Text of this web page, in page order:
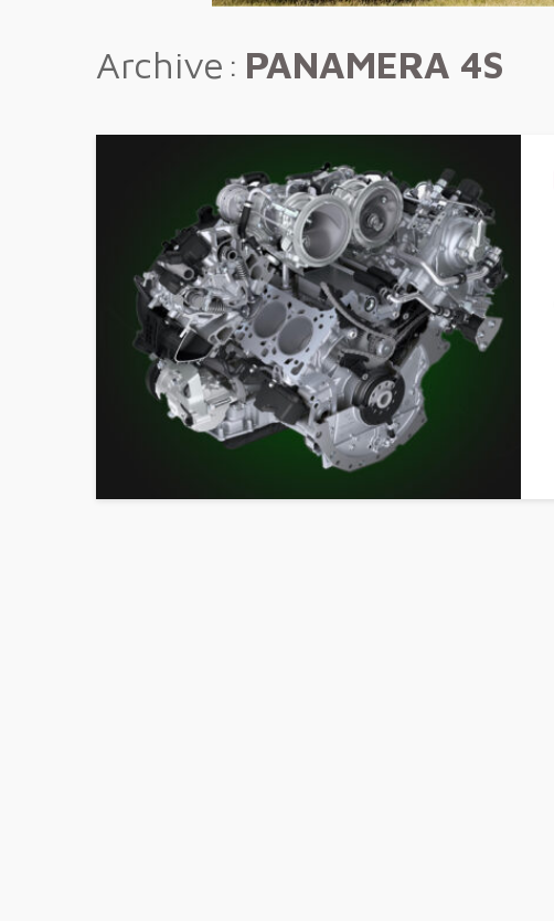
Archive PANAMERA 4S